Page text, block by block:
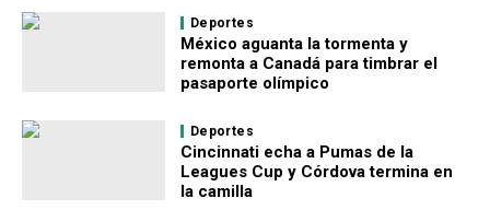
Deportes
México aguanta la tormenta y
remonta a Canadá para timbrar el
pasaporte olímpico
Deportes
Cincinnati echa a Pumas de la
Leagues Cup y Córdova termina en
la camilla